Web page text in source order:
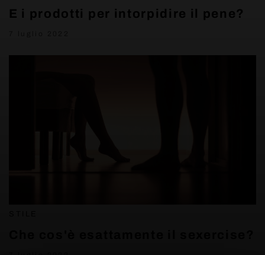
E i prodotti per intorpidire il pene?